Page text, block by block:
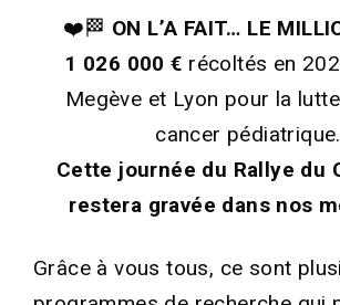
❤️🏁 ON L’A FAIT… LE
1 026 000 € récoltés en
Megève et Lyon pour la
cancer pédiatrique.
Cette journée du Rallye du
restera gravée dans nos
Grâce à vous tous, ce sont